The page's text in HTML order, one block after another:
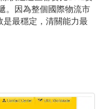
。因為整個國際物流市
最穩定，清關能力最